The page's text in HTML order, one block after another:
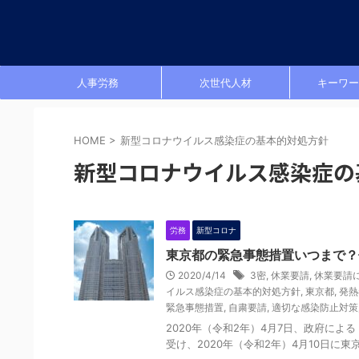
人事労務 次世代人材 キーワ
HOME > 新型コロナウイルス感染症の基本的対処方針
新型コロナウイルス感染症
労務 新型コロナ
東京都の緊急事態措置いつまで
2020/4/14 3密, 休業要請, 休業要請
イルス感染症の基本的対処方針, 東京都, 発
緊急事態措置, 自粛要請, 適切な感染防止対策
2020年（令和2年）4月7日、政府によ
受け、2020年（令和2年）4月10日に東